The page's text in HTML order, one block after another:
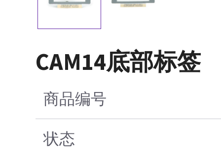
CAM14底部标签
商品编号
状态